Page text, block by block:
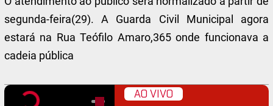
segunda-feira(29). A Guarda Civil Municipal agora
estará na Rua Teófilo Amaro,365 onde funcionava a
cadeia pública
AO VIVO